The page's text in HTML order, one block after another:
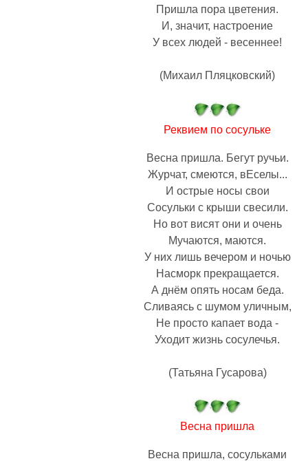
Пришла пора цветения.
И, значит, настроение
У всех людей - весеннее!
(Михаил Пляцковский)
Реквием по сосульке
Весна пришла. Бегут ручьи.
Журчат, смеются, вЕселы...
И острые носы свои
Сосульки с крыши свесили.
Но вот висят они и очень
Мучаются, маются.
У них лишь вечером и ночью
Насморк прекращается.
А днём опять носам беда.
Сливаясь с шумом уличным,
Не просто капает вода -
Уходит жизнь сосулечья.
(Татьяна Гусарова)
Весна пришла
Весна пришла, сосульками